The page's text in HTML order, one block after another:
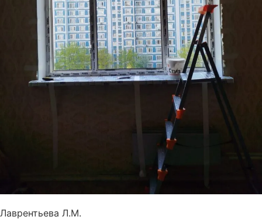
Лаврентьева Л.М.